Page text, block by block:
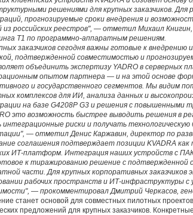
решениями для крупных заказчиков.
прогнозируемые сроки внедрения и
из российских реестров", — отметил Михаил
Т1 по программно-аппаратным решениям.
заказчиков сегодня важны готовые к
подтвержденной совместимостью и
объединить экспертизу YADRO в серверных
опытом партнера — и на этой основе
и государственного сегментов. Мы видим
комплексов для ИИ, анализа данных и
на базе G4208P G3 и решения с повышенными
это возможность быстрее выводить решения в
интеграционные риски и получать
— отметил Денис Каржавин, директор по
соглашения подтверждает позиции KVADRA
ИТ-платформ. Интеграция наших устройств с
к тиражированию решение с подтвержденной
части. Для крупных корпоративных
рабочих пространств и ИТ-инфраструктуры с
— прокомментировал Дмитрий Черкасов,
станет основой для совместных пилотных
предложений для крупных заказчиков.